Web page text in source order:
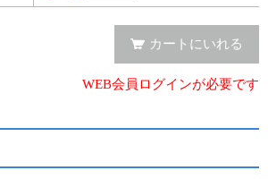
イド
カートにいれる
WEB会員ログインが必要です